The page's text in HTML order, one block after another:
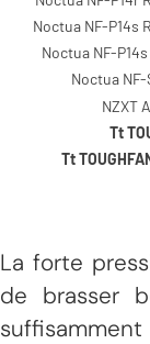
La forte
de brasser